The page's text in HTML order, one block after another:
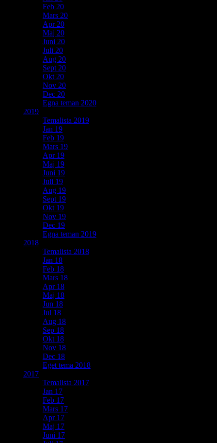
Feb 20
Mars 20
Apr 20
Maj 20
Juni 20
Juli 20
Aug 20
Sept 20
Okt 20
Nov 20
Dec 20
Egna teman 2020
2019
Temalista 2019
Jan 19
Feb 19
Mars 19
Apr 19
Maj 19
Juni 19
Juli 19
Aug 19
Sept 19
Okt 19
Nov 19
Dec 19
Egna teman 2019
2018
Temalista 2018
Jan 18
Feb 18
Mars 18
Apr 18
Maj 18
Jun 18
Jul 18
Aug 18
Sep 18
Okt 18
Nov 18
Dec 18
Eget tema 2018
2017
Temalista 2017
Jan 17
Feb 17
Mars 17
Apr 17
Maj 17
Juni 17